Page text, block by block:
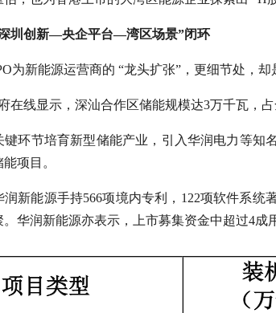
圳创新—央企平台—湾区场景”闭环
为新能源运营商的 “龙头扩张”，更细节处，
在线显示，深汕合作区储能规模达3万千瓦，占
环节培育新型储能产业，引入华润电力等知
项目。
润新能源手持566项境内专利，122项软件系
华润新能源亦表示，上市募集资金中超过4成